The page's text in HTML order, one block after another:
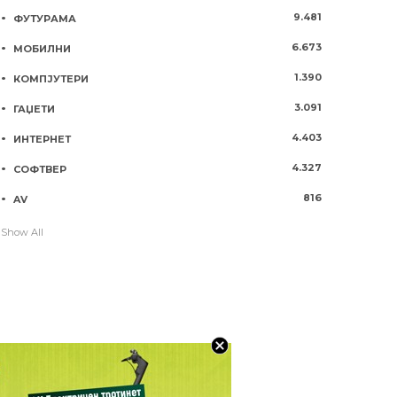
ФУТУРАМА 9.481
МОБИЛНИ 6.673
КОМПЈУТЕРИ 1.390
ГАЏЕТИ 3.091
ИНТЕРНЕТ 4.403
СОФТВЕР 4.327
AV 816
Show All